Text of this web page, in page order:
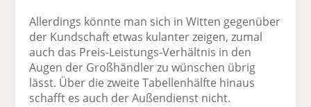
Allerdings könnte man sich in Witten gegenüber
der Kundschaft etwas kulanter zeigen, zumal
auch das Preis-Leistungs-Verhältnis in den
Augen der Großhändler zu wünschen übrig
lässt. Über die zweite Tabellenhälfte hinaus
schafft es auch der Außendienst nicht.